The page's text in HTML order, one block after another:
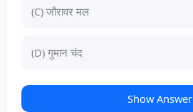
(C) जौरावर मल
(D) गुमान चंद
Show Answer